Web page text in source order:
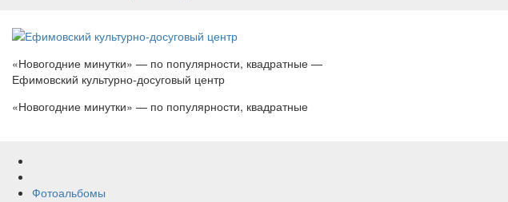
«Новогодние минутки» — по популярности, квадратные —
Ефимовский культурно-досуговый центр
«Новогодние минутки» — по популярности, квадратные
Фотоальбомы